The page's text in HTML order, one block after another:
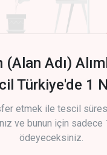
(Alan Adı)
Türkiye'de 1
etmek ile tescil
ve bunun için
ödeyeceksiniz.